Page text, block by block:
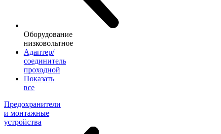
Оборудование
низковольтное
Адаптер/
соединитель
проходной
Показать
все
Предохранители
и монтажные
устройства